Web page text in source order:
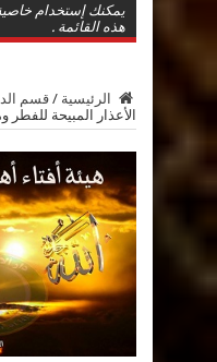
يمكنك إستخدام
هذه القائمة .
الرئيسية / قسم
الأعذار المبيحة